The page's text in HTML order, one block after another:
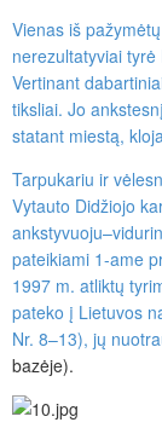
Vienas iš
nerezultatyviai
Vertinant
tiksliai. Jo
statant miestą,
Tarpukariu ir
Vytauto Didžiojo
pateikiami 1-ame
1997 m. atliktų
pateko į Lietuvos
Nr. 8–13), jų
bazėje).